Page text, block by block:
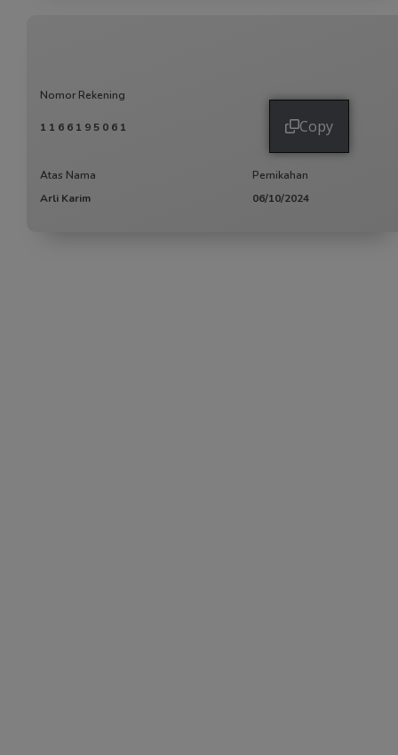
Nomor Rekening
1166195061 Copy
Atas Nama
Arli Karim
Pernikahan
06/10/2024